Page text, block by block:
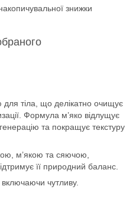
знижки
тіла, що делікатно очищує
Формула м’яко відлущує
та покращує текстуру
м’якою та сяючою,
її природний баланс.
включаючи чутливу.